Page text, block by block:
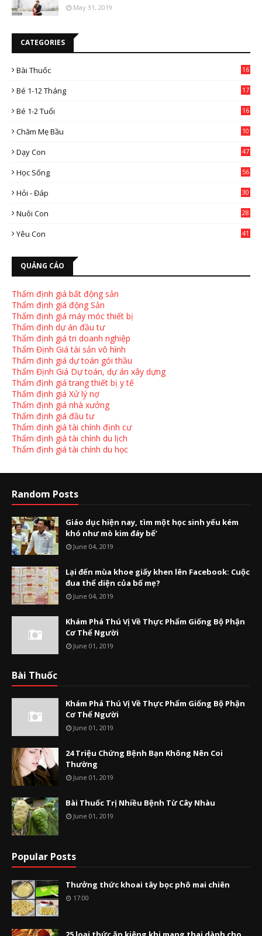
May 31, 2019
CATEGORIES
Bài Thuốc
16
Bé 1-12 Tháng 17
Bé 1-2 Tuổi 16
Chăm Mẹ Bầu
10
Dạy Con
47
Học Sống 56
Hỏi - Đáp 30
Nuôi Con
28
Yêu Con
41
QUẢNG CÁO
Thẩm định giá bất động sản
Thẩm định giá động Sản
Thẩm định giá máy móc thiết bị
Thẩm định dự án đầu tư
Thẩm định giá tri doanh nghiệp
Thẩm Định Giá tài sản vô hình
Thẩm định giá dự toán gói thầu
Thẩm Định Giá Dự toán, dự án xây dựng
Thẩm định giá trang thiết bị y tế
Thẩm định giá Xử lý nợ
Thẩm định giá nhà xưởng
Thẩm định giá đầu tư
Thẩm định giá tài chính định cư
Thẩm định giá tài chính du lịch
Thẩm định giá tài chính du học
Random Posts
Giáo dục hiện nay, tìm một học sinh yếu kém
khó như mò kim đáy bể’
June 04, 2019
Lại đến mùa khoe giấy khen lên Facebook: Cuộc
đua thể diện của bố mẹ?
June 04, 2019
Khám Phá Thú Vị Về Thực Phẩm Giống Bộ Phận
Cơ Thể Người
June 01, 2019
Bài Thuốc
Khám Phá Thú Vị Về Thực Phẩm Giống Bộ Phận
Cơ Thể Người
June 01, 2019
24 Triệu Chứng Bệnh Bạn Không Nên Coi
Thường
June 01, 2019
Bài Thuốc Trị Nhiều Bệnh Từ Cây Nhàu
June 01, 2019
Popular Posts
Thưởng thức khoai tây bọc phô mai chiên
17:00